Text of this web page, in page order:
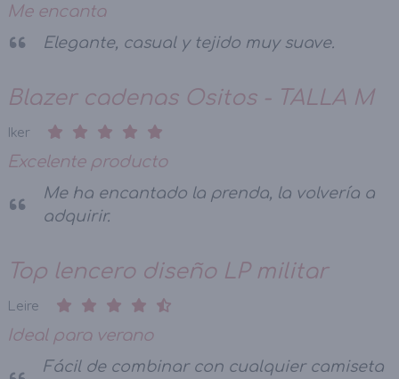
Me encanta
Elegante, casual y tejido muy suave.
Blazer cadenas Ositos - TALLA M
Iker
Excelente producto
Me ha encantado la prenda, la volvería a
adquirir.
Top lencero diseño LP militar
Leire
Ideal para verano
Fácil de combinar con cualquier camiseta